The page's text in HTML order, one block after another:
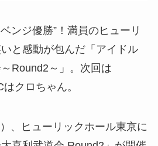
ンジ優勝”！満員のヒューリ
と感動が包んだ「アイドル
Round2～」。次回は
クロちゃん。
、ヒューリックホール東京に